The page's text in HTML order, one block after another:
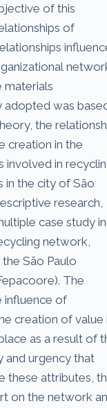
of this
of
materials
adopted was
the
creation in the
involved in
in the city of São
research,
case study in
network,
São Paulo
The
influence of
creation of value
as a result of
and urgency that
these attributes,
on the network